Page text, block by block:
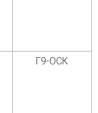
Г9-ОСК